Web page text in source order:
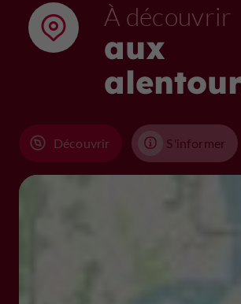
À découvrir
aux
Découvrir S'informer